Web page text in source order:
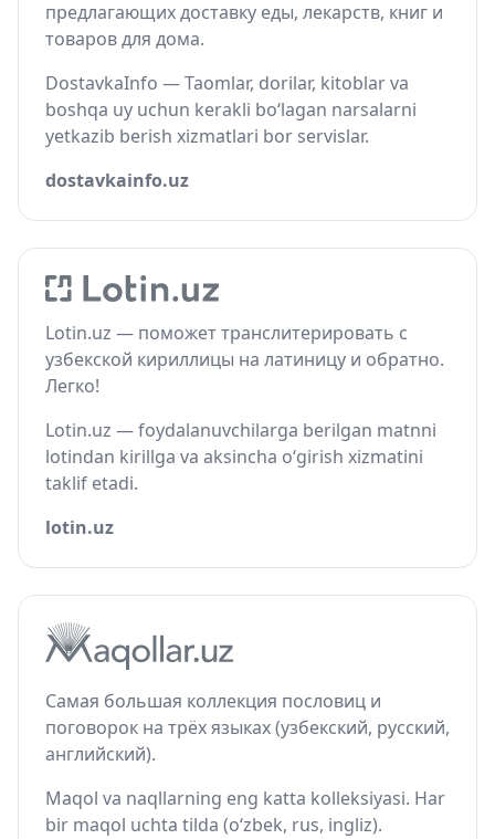
предлагающих доставку еды, лекарств, книг и
товаров для дома.
DostavkaInfo — Taomlar, dorilar, kitoblar va
boshqa uy uchun kerakli bo‘lagan narsalarni
yetkazib berish xizmatlari bor servislar.
dostavkainfo.uz
Lotin.uz — поможет транслитерировать с
узбекской кириллицы на латиницу и обратно.
Легко!
Lotin.uz — foydalanuvchilarga berilgan matnni
lotindan kirillga va aksincha o‘girish xizmatini
taklif etadi.
lotin.uz
Самая большая коллекция пословиц и
поговорок на трёх языках (узбекский, русский,
английский).
Maqol va naqllarning eng katta kolleksiyasi. Har
bir maqol uchta tilda (o‘zbek, rus, ingliz).